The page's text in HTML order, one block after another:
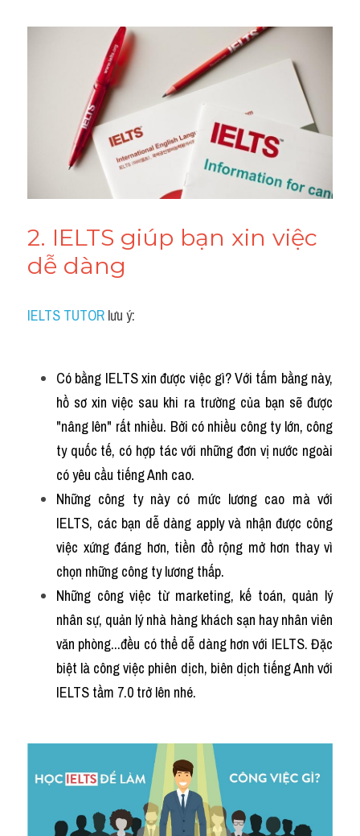
2. IELTS giúp bạn xin việc
dễ dàng
IELTS TUTOR lưu ý:
Có bằng IELTS xin được việc gì? Với tấm bằng này,
hồ sơ xin việc sau khi ra trường của bạn sẽ được
"nâng lên" rất nhiều. Bởi có nhiều công ty lớn, công
ty quốc tế, có hợp tác với những đơn vị nước ngoài
có yêu cầu tiếng Anh cao.
Những công ty này có mức lương cao mà với
IELTS, các bạn dễ dàng apply và nhận được công
việc xứng đáng hơn, tiền đồ rộng mở hơn thay vì
chọn những công ty lương thấp.
Những công việc từ marketing, kế toán, quản lý
nhân sự, quản lý nhà hàng khách sạn hay nhân viên
văn phòng...đều có thể dễ dàng hơn với IELTS. Đặc
biệt là công việc phiên dịch, biên dịch tiếng Anh với
IELTS tầm 7.0 trở lên nhé.